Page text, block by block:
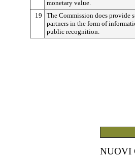
monetary value.
19
The Commission does provide
partners in the form of
public recognition.
NUOVI